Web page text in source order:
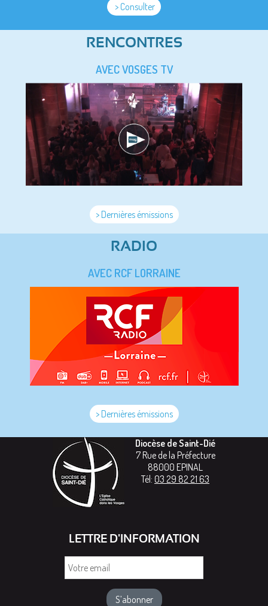
> Consulter
RENCONTRES
AVEC VOSGES TV
> Dernières émissions
RADIO
AVEC RCF LORRAINE
> Dernières émissions
Diocèse de Saint-Dié
7 Rue de la Préfecture
88000 EPINAL
Tél: 03 29 82 21 63
LETTRE D'INFORMATION